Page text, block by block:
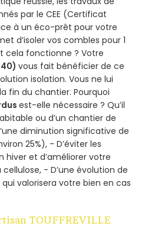
par le CEE (Certificat
à un éco-prêt pour votre
d’isoler vos combles pour 1
cela fonctionne ? Votre
vous fait bénéficier de ce
isolation. Vous ne lui
fin du chantier. Pourquoi
est-elle nécessaire ? Qu’il
ou d’un chantier de
diminution significative de
25%), - D’éviter les
hiver et d’améliorer votre
- D’une évolution de
valorisera votre bien en cas
TOUFFREVILLE